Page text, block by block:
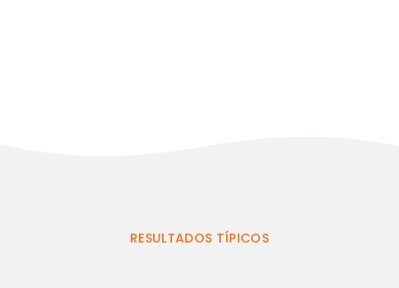
RESULTADOS TÍPICOS